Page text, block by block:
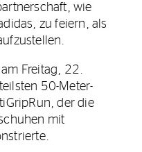
wie
zu feiern, als
Freitag, 22.
50-Meter-
der die
mit